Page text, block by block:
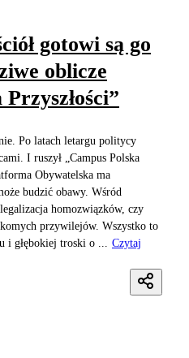
gotowi są go
oblicze
Po latach letargu politycy
I ruszył „Campus Polska
Obywatelska ma
budzić obawy. Wśród
homozwiązków, czy
przywilejów. Wszystko to
i głębokiej troski o ...
Czytaj